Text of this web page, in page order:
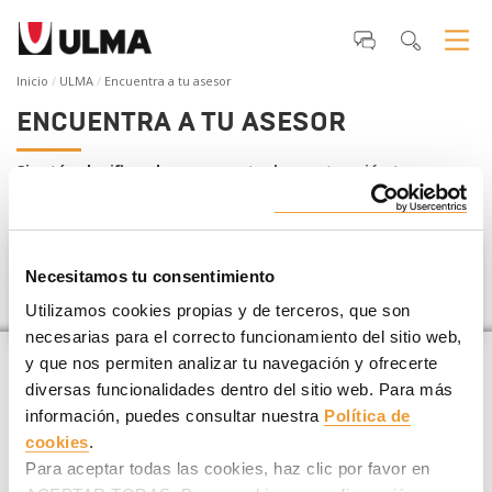
Necesitamos tu consentimiento
Utilizamos cookies propias y de terceros, que son
necesarias para el correcto funcionamiento del sitio web,
y que nos permiten analizar tu navegación y ofrecerte
diversas funcionalidades dentro del sitio web. Para más
información, puedes consultar nuestra Política de
cookies.
Para aceptar todas las cookies, haz clic por favor en
Inicio ULMA Encuentra a tu asesor
ENCUENTRA A TU ASESOR
Si estás planificando un proyecto de construcción
te
ayudamos a encontrar tu asesor ULMA más cercano.
Australia